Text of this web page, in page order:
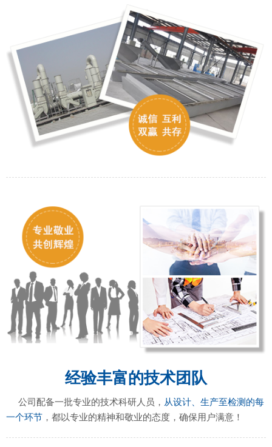
经验丰富的技术团队
公司配备一批专业的技术科研人员， 从设计、生产至检测的每
一个环节 ，都以专业的精神和敬业的态度，确保用户满意！